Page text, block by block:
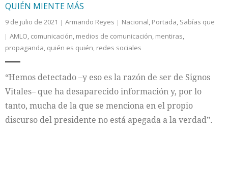
QUIÉN MIENTE MÁS
9 de julio de 2021 Armando Reyes Nacional, Portada, Sabías que
AMLO, comunicación, medios de comunicación, mentiras,
propaganda, quién es quién, redes sociales
“Hemos detectado –y eso es la razón de ser de Signos
Vitales– que ha desaparecido información y, por lo
tanto, mucha de la que se menciona en el propio
discurso del presidente no está apegada a la verdad”.